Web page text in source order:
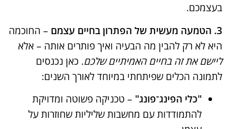
בעצמכם.
3. הטמעה מעשית של הפתרון בחיים עצמם
– החוכמה
היא לא רק להבין מה הבעיה ואיך פותרים אותה – אלא
ליישם את זה בחיים האמיתיים שלכם. כאן נכנסים
לתמונה הכלים שפיתחתי במיוחד לאורך השנים:
"כלי הפינג־פונג" – טכניקה פשוטה ומדויקת
להתמודדות עם מחשבות שליליות שחוזרות על